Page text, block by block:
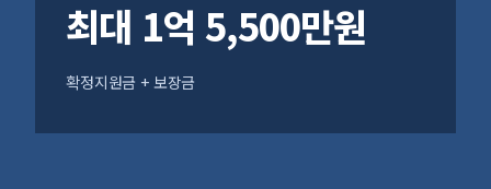
최대 1억 5,500만원
확정지원금 + 보장금